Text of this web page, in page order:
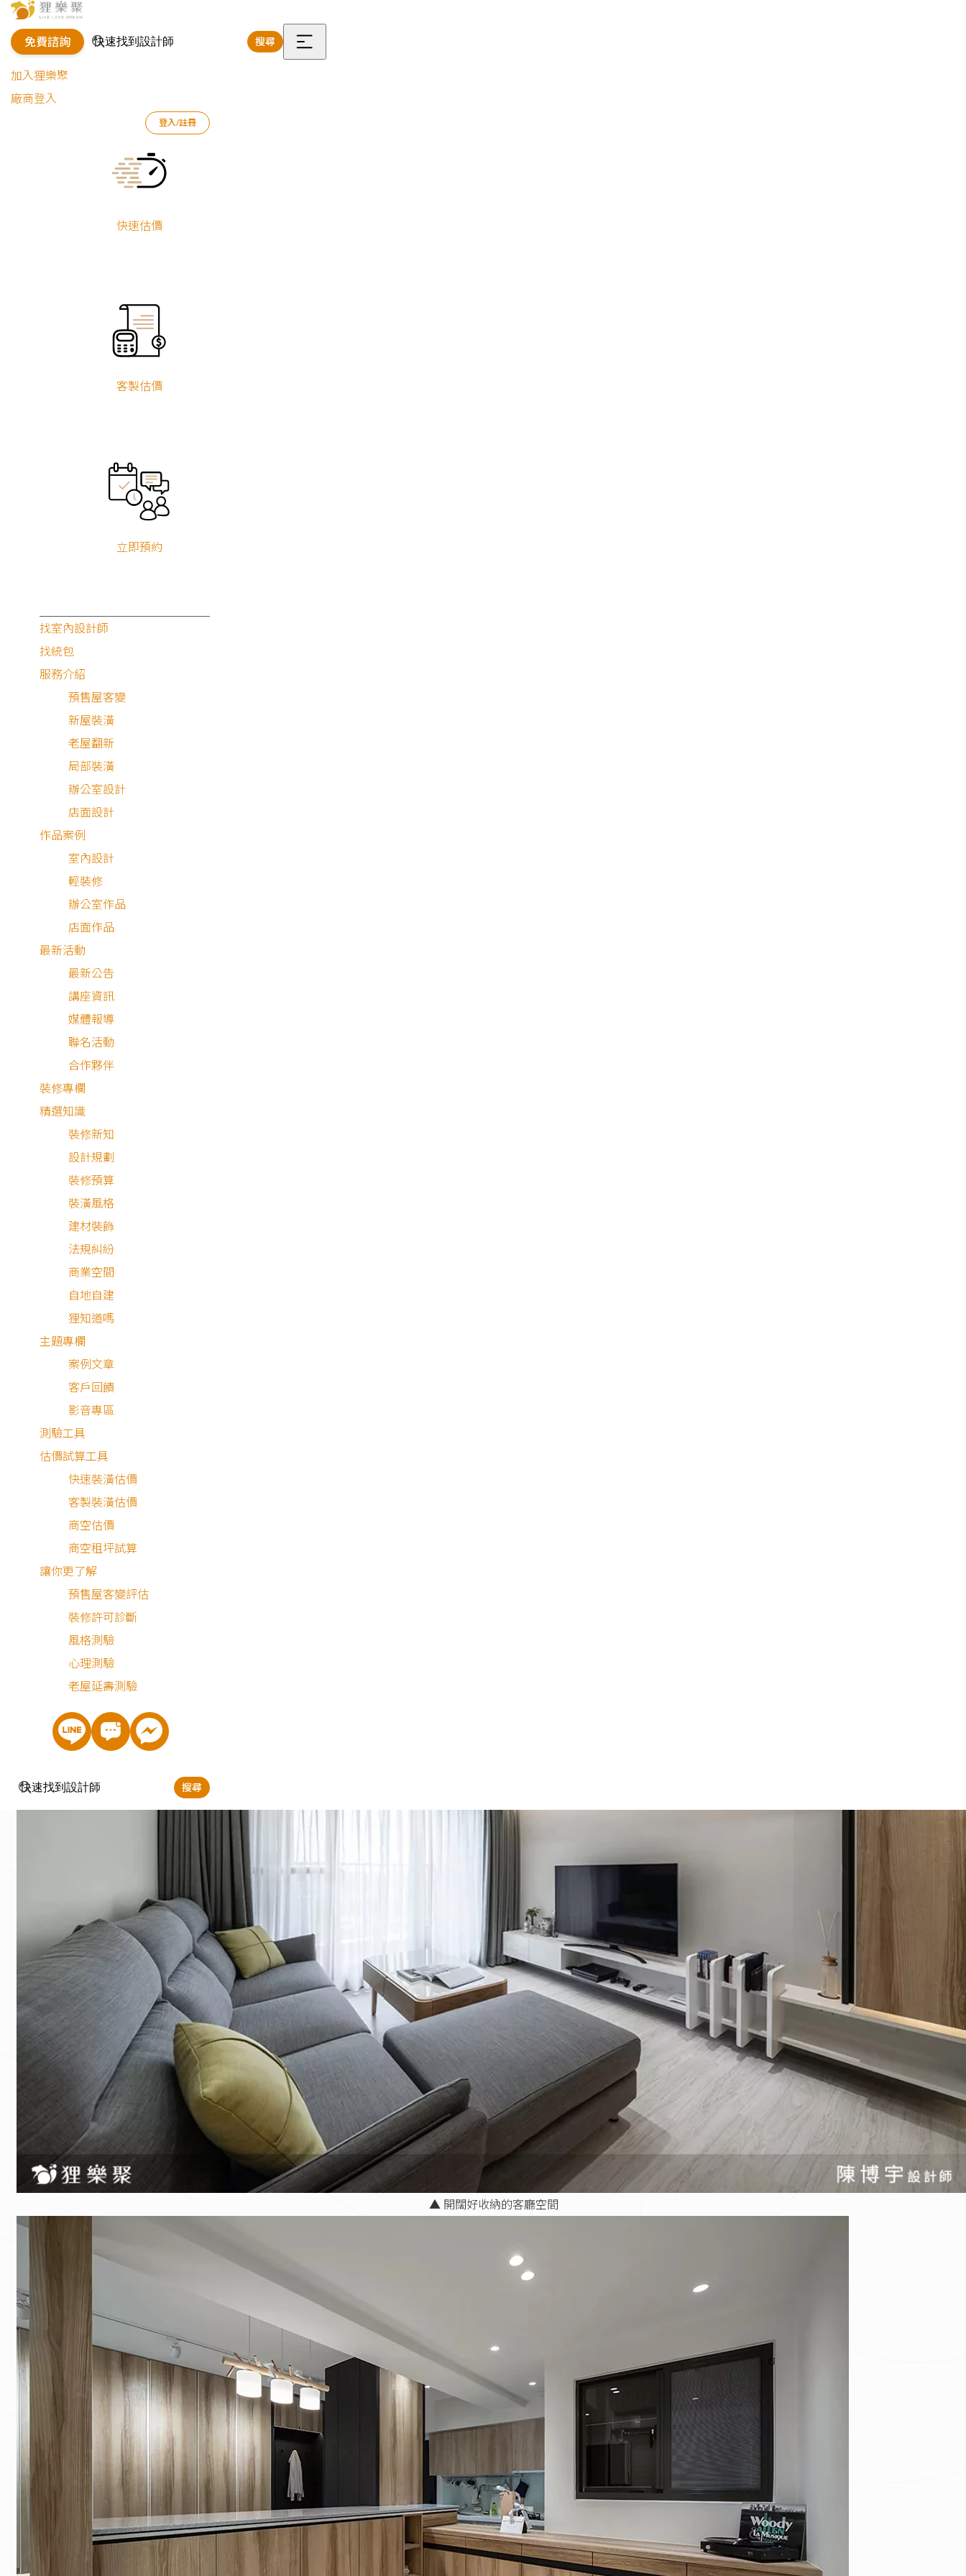
免費諮詢 搜尋
選
加入狸樂聚
廠商登入
登入/註冊
快速估價
客製估價
立即預約
找室內設計師
找統包
服務介紹
預售屋客變
新屋裝潢
老屋翻新
局部裝潢
辦公室設計
店面設計
作品案例
室內設計
輕裝修
辦公室作品
店面作品
最新活動
最新公告
講座資訊
媒體報導
聯名活動
合作夥伴
裝修專欄
精選知識
裝修新知
設計規劃
裝修預算
裝潢風格
建材裝飾
法規糾紛
商業空間
自地自建
狸知道嗎
主題專欄
案例文章
客戶回饋
影音專區
測驗工具
估價試算工具
快速裝潢估價
客製裝潢估價
商空估價
商空租坪試算
讓你更了解
預售屋客變評估
裝修許可診斷
風格測驗
心理測驗
老屋延壽測驗
搜尋
案例文章
Current:
木系質感｜經典簡約現代宅
黑白灰 × 木紋 × 燈具
下班後回到家，運動完沖個澡再煮頓美味的晚餐，規律而充實的夜晚是一天最美好的句點。
屋主需求與設計理念
臨木而居
新成屋設計規劃
在空間佈局方面，進門後從玄關做一排鞋櫃、穿鞋椅（後方還可以再吊掛衣服、帽子）和收納櫃，頂天的櫃子固定在牆上，下方鏤空的形式在視覺感受上會更加輕盈，也省去蹲下才能拿取
品的力氣；而廚房設計為開放式，流理臺的對向規劃了電器櫃和冰箱櫃，後方再連接中島餐桌，動線順暢、使用上也相當順手；另外，設計師將三房中位於餐廳的後方的房間牆打除，變成
放空間後讓公共區域的視覺效果更加寬闊，平時屋主可以在這裡運動，如果家中有客人來訪過夜，鋪上床墊就能做為客房使用。
▲ 開闊好收納的客廳空間